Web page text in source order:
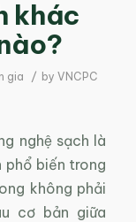
khác
gia / by VNCPC
nghệ sạch là
phổ biến trong
không phải
cơ bản giữa